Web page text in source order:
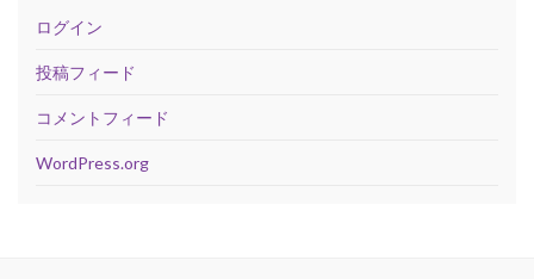
ログイン
投稿フィード
コメントフィード
WordPress.org